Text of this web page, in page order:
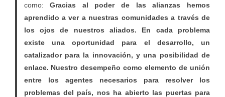
como:Gracias al poder de las alianzas hemos
aprendido a ver a nuestras comunidades a través de
los ojos de nuestros aliados. En cada problema
existe una oportunidad para el desarrollo, un
catalizador para la innovación, y una posibilidad de
enlace. Nuestro desempeño como elemento de unión
entre los agentes necesarios para resolver los
problemas del país, nos ha abierto las puertas para